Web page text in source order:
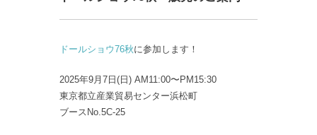
ドールショウ76秋に参加します！
2025年9月7日(日) AM11:00〜PM15:30
東京都立産業貿易センター浜松町
ブースNo.5C-25